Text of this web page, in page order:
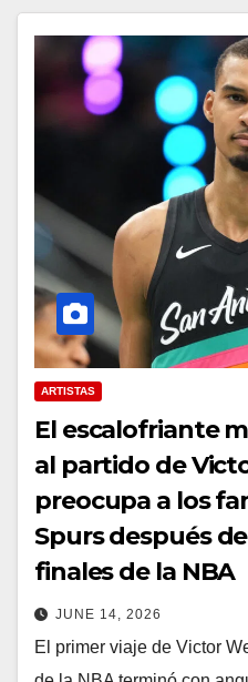
ARTISTAS
El escalofriante
al partido de
preocupa a los
Spurs después
finales de la NBA
JUNE 14, 2026
El primer viaje de Victor